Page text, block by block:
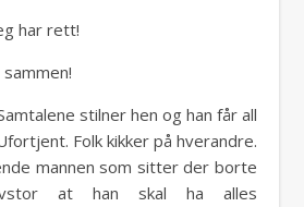
har rett!
stilner hen og han får all
Folk kikker på hverandre.
mannen som sitter der borte
at han skal ha alles